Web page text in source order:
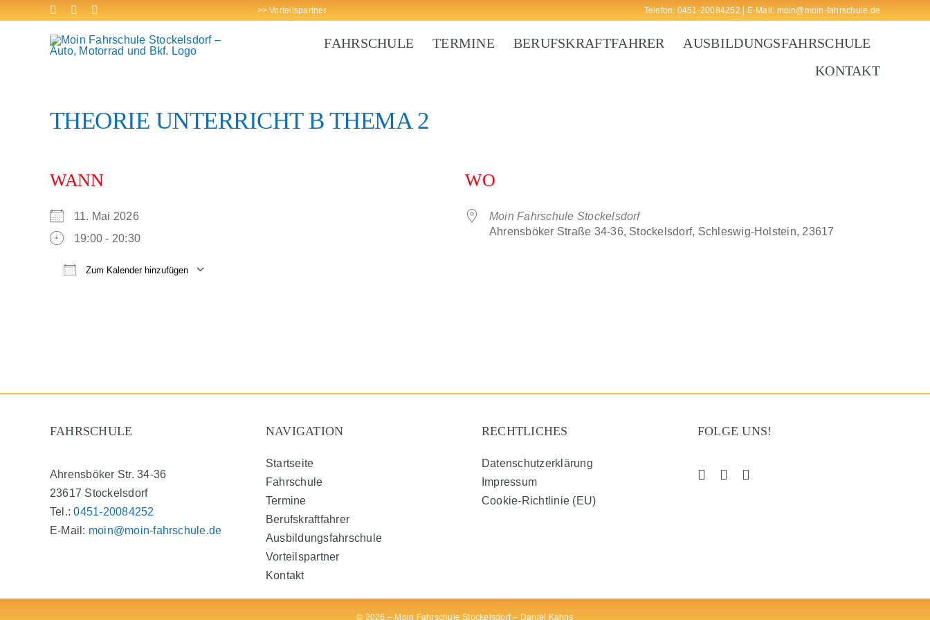
>> Vorteilspartner Telefon: 0451-20084252 | E-Mail: moin@moin-fahrschule.de
FAHRSCHULE TERMINE BERUFSKRAFTFAHRER
AUSBILDUNGSFAHRSCHULE
KONTAKT
THEORIE UNTERRICHT B THEMA 2
WANN
11. Mai 2026
19:00 - 20:30
Zum Kalender hinzufügen
WO
Moin Fahrschule Stockelsdorf
Ahrensböker Straße 34-36, Stockelsdorf, Schleswig-Holstein, 23617
FAHRSCHULE
Ahrensböker Str. 34-36
23617 Stockelsdorf
Tel.:0451-20084252
E-Mail: moin@moin-fahrschule.de
NAVIGATION
Startseite
Fahrschule
Termine
Berufskraftfahrer
Ausbildungsfahrschule
Vorteilspartner
Kontakt
RECHTLICHES
Datenschutzerklärung
Impressum
Cookie-Richtlinie (EU)
FOLGE UNS!
© 2026 – Moin Fahrschule Stockelsdorf – Daniel Kahns